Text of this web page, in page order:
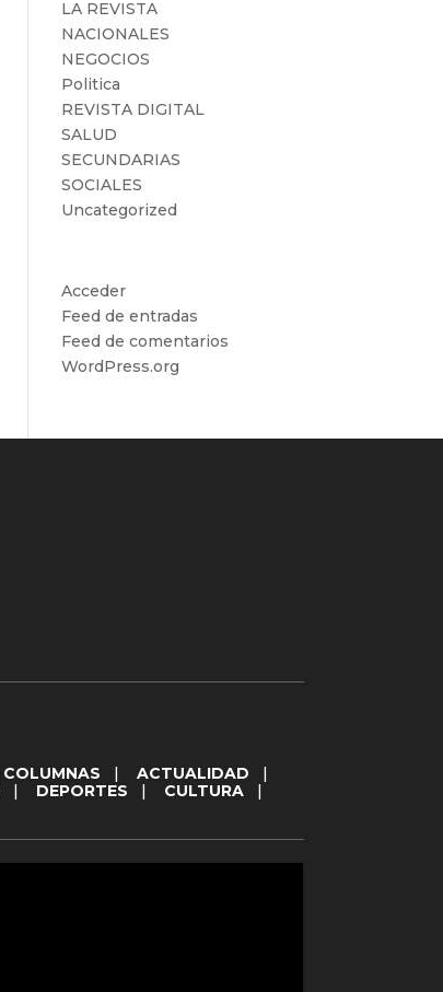
LA REVISTA
NACIONALES
NEGOCIOS
Politica
REVISTA DIGITAL
SALUD
SECUNDARIAS
SOCIALES
Uncategorized
Acceder
Feed de entradas
Feed de comentarios
WordPress.org
COLUMNAS ACTUALIDAD
DEPORTES CULTURA|